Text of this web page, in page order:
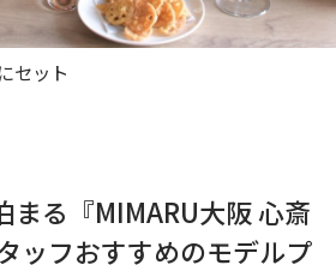
セット
る『MIMARU大阪 心斎
ッフおすすめのモデルプ